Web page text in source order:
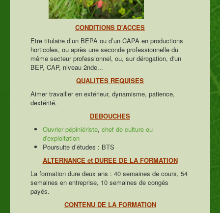
CONDITIONS D'ACCES
Etre titulaire d’un BEPA ou d’un CAPA en productions
horticoles, ou après une seconde professionnelle du
même secteur professionnel, ou, sur dérogation, d'un
BEP, CAP, niveau 2nde...
QUALITES REQUISES
Aimer travailler en extérieur, dynamisme, patience,
dextérité.
DEBOUCHES
Ouvrier pépiniériste,chef de culture ou
d'exploitation
Poursuite d’études : BTS
ALTERNANCE et DUREE DE LA FORMATION
La formation dure deux ans : 40 semaines de cours, 54
semaines en entreprise, 10 semaines de congés
payés.
CONTENU DE LA FORMATION